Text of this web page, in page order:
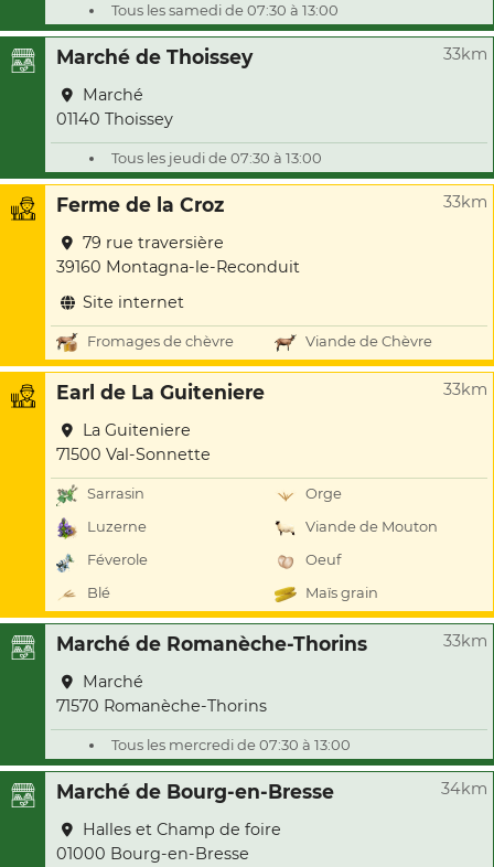
Tous les samedi de 07:30 à 13:00
Marché de Thoissey 33km
Marché
01140 Thoissey
Tous les jeudi de 07:30 à 13:00
Ferme de la Croz 33km
79 rue traversière
39160 Montagna-le-Reconduit
Site internet
Fromages de chèvre Viande de Chèvre
Earl de La Guiteniere 33km
La Guiteniere
71500 Val-Sonnette
Sarrasin
Orge
Luzerne
Viande de Mouton
Féverole
Oeuf
Blé
Maïs grain
Marché de Romanèche-Thorins 33km
Marché
71570 Romanèche-Thorins
Tous les mercredi de 07:30 à 13:00
Marché de Bourg-en-Bresse 34km
Halles et Champ de foire
01000 Bourg-en-Bresse